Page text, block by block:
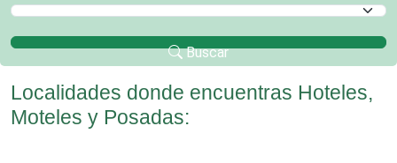
Selecciona un Municipio
Buscar
Localidades donde encuentras Hoteles,
Moteles y Posadas: